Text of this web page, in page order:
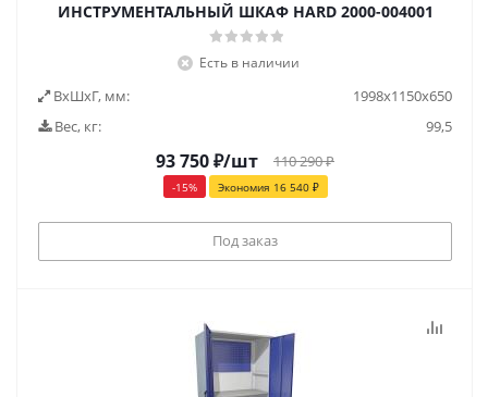
ИНСТРУМЕНТАЛЬНЫЙ ШКАФ HARD 2000-004001
Есть в наличии
ВxШxГ, мм:
1998x1150x650
Вес, кг:
99,5
93 750₽/шт 110 290₽
-15% Экономия 16 540₽
Под заказ